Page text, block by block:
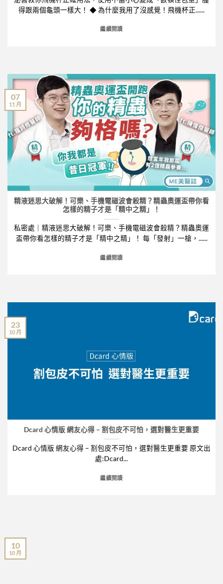
得跟兩個龜頭一樣大！ ◆ 為什麼我用了沒感覺！飛機杯正......
繼續閱讀
精液迷思大破解！可樂、手機電磁波會殺精？精蟲奧運盃帶你看
怎樣的精子才是「精中之精」！
私密處｜精液迷思大破解！可樂、手機電磁波會殺精？精蟲奧運
盃帶你看怎樣的精子才是「精中之精」！ 每「發射」一槍，......
繼續閱讀
07
11 月
Dcard 心情版 網友心得 – 割包皮不可怕，選對醫生更重要
Dcard 心情版 網友心得 – 割包皮不可怕，選對醫生更重要 原文出
處:Dcard...
繼續閱讀
23
10 月
10
10 月